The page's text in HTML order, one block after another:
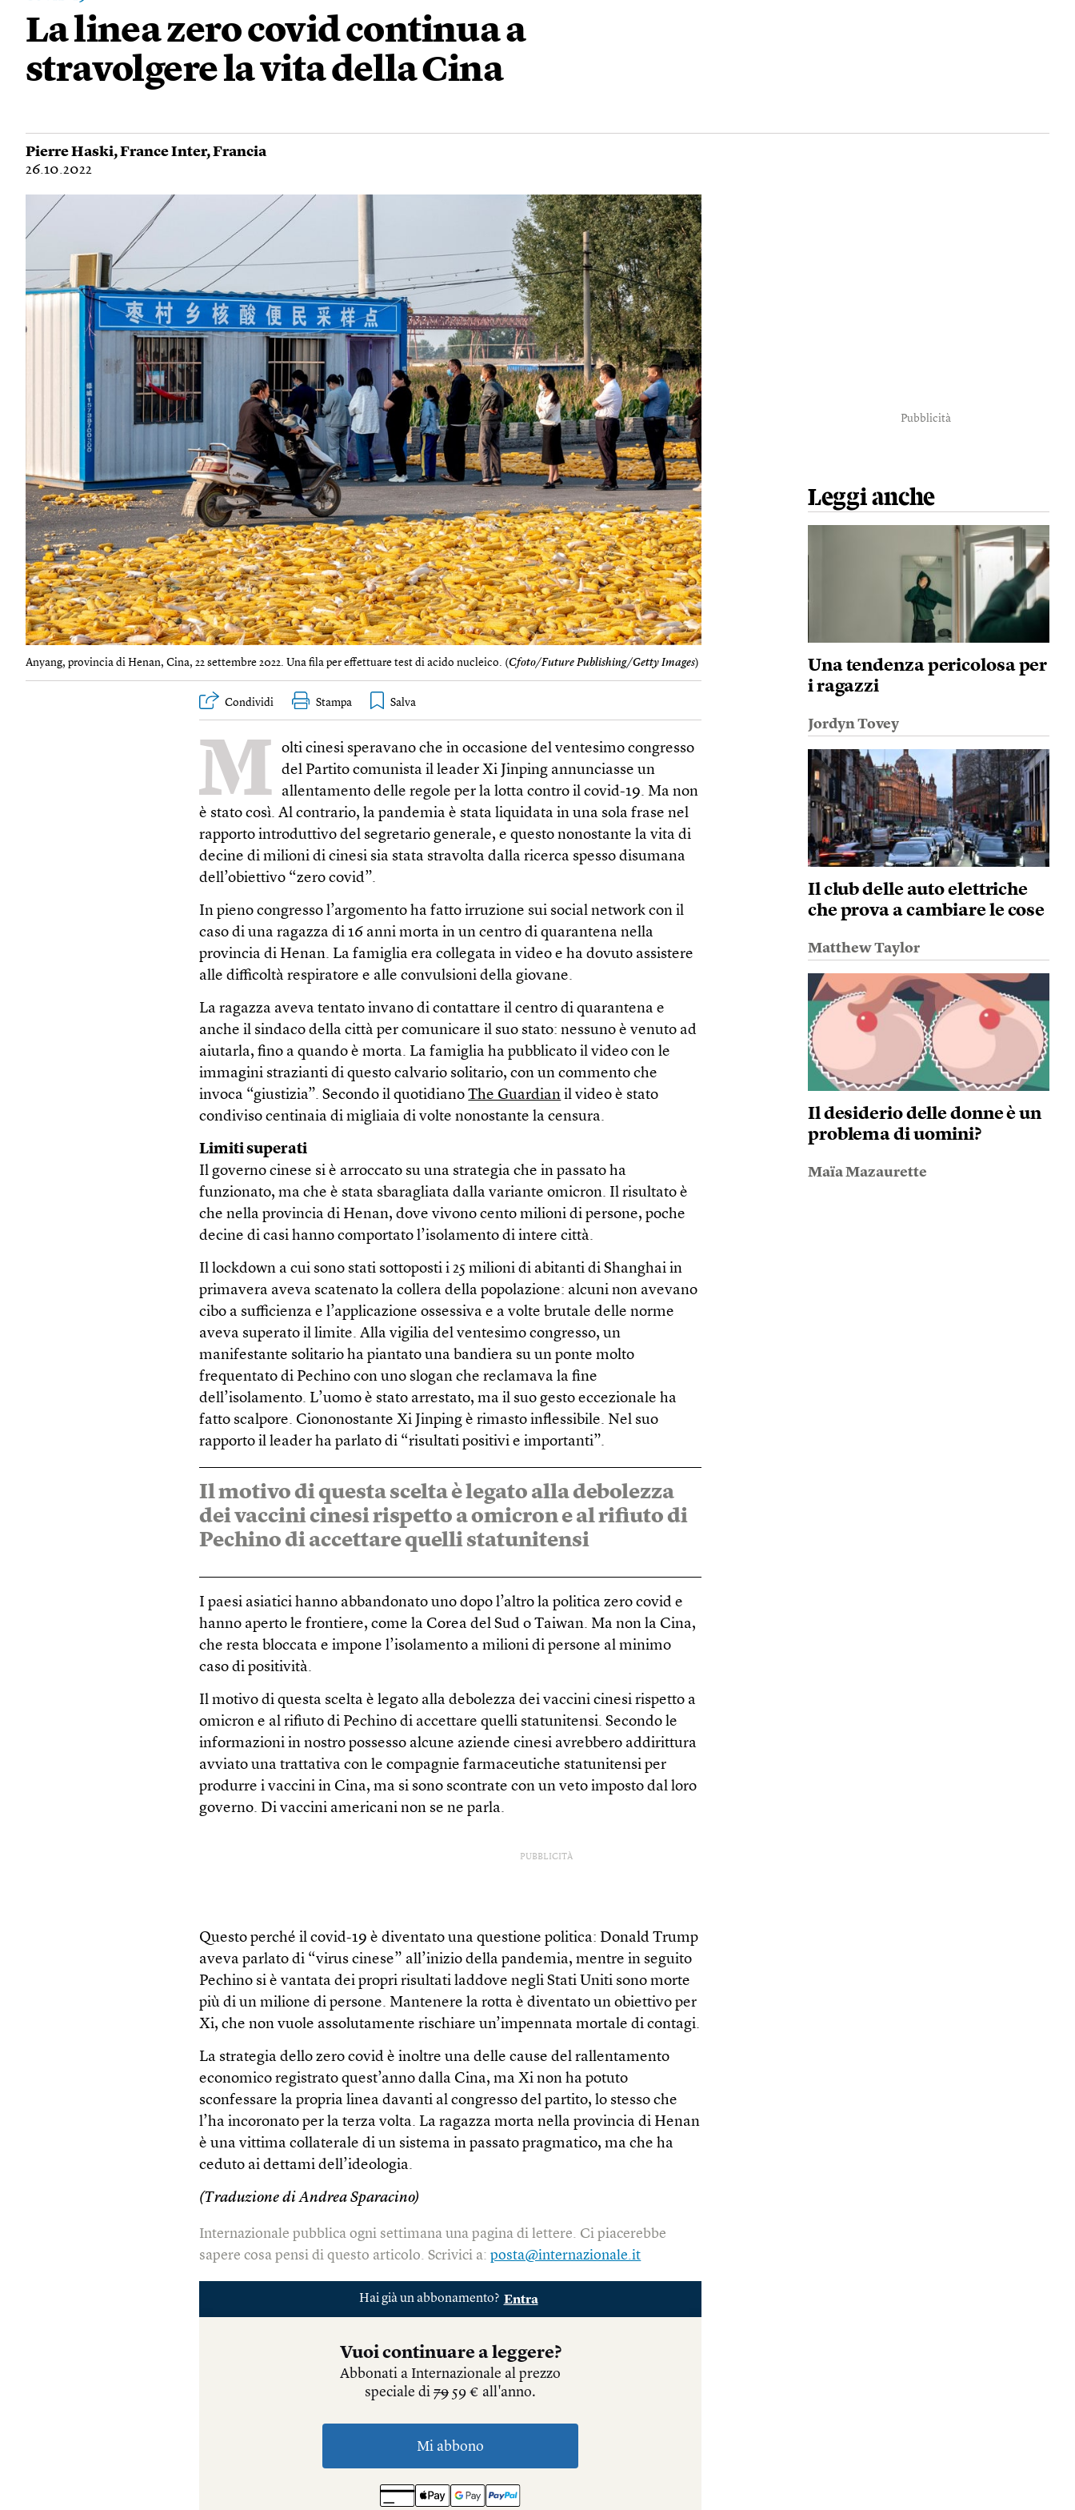
La linea zero covid continua a
stravolgere la vita della Cina
Pierre Haski,France Inter,Francia
26.10.2022
Anyang, provincia di Henan, Cina, 22 settembre 2022. Una fila per effettuare test di acido nucleico. (Cfoto/Future Publishing/Getty Images)
Condividi Stampa
M
olti cinesi speravano che in occasione del ventesimo congresso
del Partito comunista il leader Xi Jinping annunciasse un
allentamento delle regole per la lotta contro il covid-19. Ma non
è stato così. Al contrario, la pandemia è stata liquidata in una sola frase nel
rapporto introduttivo del segretario generale, e questo nonostante la vita di
decine di milioni di cinesi sia stata stravolta dalla ricerca spesso disumana
dell’obiettivo “zero covid”.
In pieno congresso l’argomento ha fatto irruzione sui social network con il
caso di una ragazza di 16 anni morta in un centro di quarantena nella
provincia di Henan. La famiglia era collegata in video e ha dovuto assistere
alle difficoltà respiratore e alle convulsioni della giovane.
La ragazza aveva tentato invano di contattare il centro di quarantena e
anche il sindaco della città per comunicare il suo stato: nessuno è venuto ad
aiutarla, fino a quando è morta. La famiglia ha pubblicato il video con le
immagini strazianti di questo calvario solitario, con un commento che
invoca “giustizia”. Secondo il quotidianoThe Guardian il video è stato
condiviso centinaia di migliaia di volte nonostante la censura.
Limiti superati
Il governo cinese si è arroccato su una strategia che in passato ha
funzionato, ma che è stata sbaragliata dalla variante omicron. Il risultato è
che nella provincia di Henan, dove vivono cento milioni di persone, poche
decine di casi hanno comportato l’isolamento di intere città.
Il lockdown a cui sono stati sottoposti i 25 milioni di abitanti di Shanghai in
primavera aveva scatenato la collera della popolazione: alcuni non avevano
cibo a sufficienza e l’applicazione ossessiva e a volte brutale delle norme
aveva superato il limite. Alla vigilia del ventesimo congresso, un
manifestante solitario ha piantato una bandiera su un ponte molto
frequentato di Pechino con uno slogan che reclamava la fine
dell’isolamento. L’uomo è stato arrestato, ma il suo gesto eccezionale ha
fatto scalpore. Ciononostante Xi Jinping è rimasto inflessibile. Nel suo
rapporto il leader ha parlato di “risultati positivi e importanti”.
Il motivo di questa scelta è legato alla debolezza
dei vaccini cinesi rispetto a omicron e al rifiuto di
Pechino di accettare quelli statunitensi
I paesi asiatici hanno abbandonato uno dopo l’altro la politica zero covid e
hanno aperto le frontiere, come la Corea del Sud o Taiwan. Ma non la Cina,
che resta bloccata e impone l’isolamento a milioni di persone al minimo
caso di positività.
Il motivo di questa scelta è legato alla debolezza dei vaccini cinesi rispetto a
omicron e al rifiuto di Pechino di accettare quelli statunitensi. Secondo le
informazioni in nostro possesso alcune aziende cinesi avrebbero addirittura
avviato una trattativa con le compagnie farmaceutiche statunitensi per
produrre i vaccini in Cina, ma si sono scontrate con un veto imposto dal loro
governo. Di vaccini americani non se ne parla.
PUBBLICITÀ
Questo perché il covid-19 è diventato una questione politica: Donald Trump
aveva parlato di “virus cinese” all’inizio della pandemia, mentre in seguito
Pechino si è vantata dei propri risultati laddove negli Stati Uniti sono morte
più di un milione di persone. Mantenere la rotta è diventato un obiettivo per
Xi, che non vuole assolutamente rischiare un’impennata mortale di contagi.
La strategia dello zero covid è inoltre una delle cause del rallentamento
economico registrato quest’anno dalla Cina, ma Xi non ha potuto
sconfessare la propria linea davanti al congresso del partito, lo stesso che
l’ha incoronato per la terza volta. La ragazza morta nella provincia di Henan
è una vittima collaterale di un sistema in passato pragmatico, ma che ha
ceduto ai dettami dell’ideologia.
(Traduzione di Andrea Sparacino)
Internazionale pubblica ogni settimana una pagina di lettere. Ci piacerebbe
sapere cosa pensi di questo articolo. Scrivici a:posta@internazionale.it
Pubblicità
Leggi anche
Una tendenza pericolosa per
i ragazzi
Jordyn Tovey
Il club delle auto elettriche
che prova a cambiare le cose
Matthew Taylor
Il desiderio delle donne è un
problema di uomini?
Maïa Mazaurette